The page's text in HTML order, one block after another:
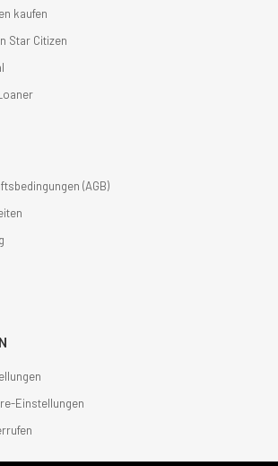
kaufen
Star Citizen
(AGB)
Einstellungen